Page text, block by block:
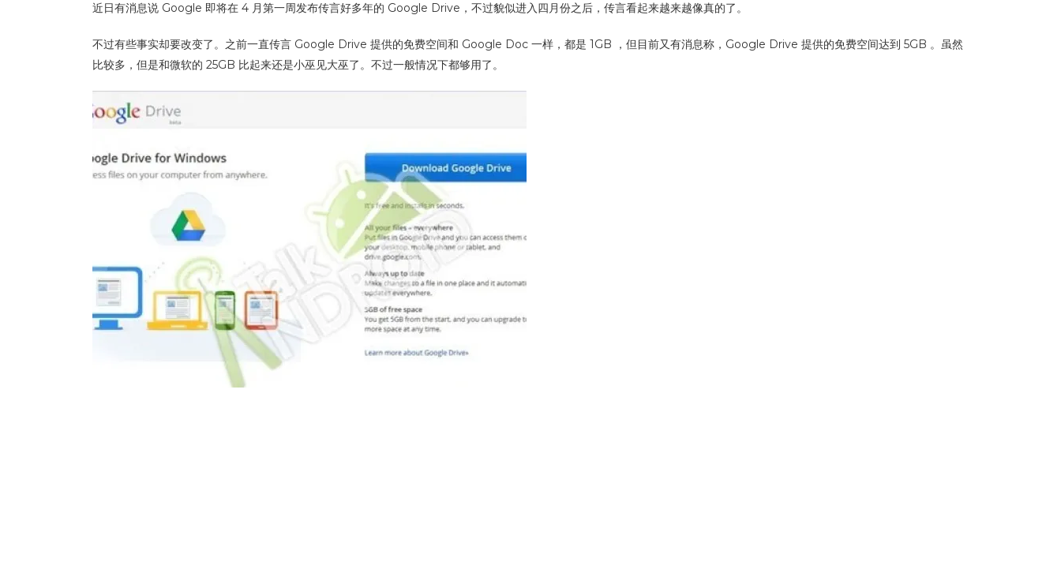
近日有消息说 Google 即将在 4 月第一周发布传言好多年的 Google Drive，不过貌似进入四月份之后，传言看起来越来越像真的了。
不过有些事实却要改变了。之前一直传言 Google Drive 提供的免费空间和 Google Doc 一样，都是 1GB ，但目前又有消息称，Google Drive 提供的免费空间达到 5GB 。虽然
比较多，但是和微软的 25GB 比起来还是小巫见大巫了。不过一般情况下都够用了。